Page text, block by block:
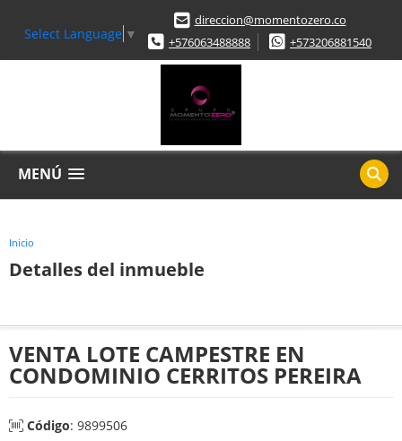
Select Language ▼
direccion@momentozero.co
+576063488888
+573206881540
MENÚ
Inicio
Detalles del inmueble
VENTA LOTE CAMPESTRE EN
CONDOMINIO CERRITOS PEREIRA
Código: 9899506